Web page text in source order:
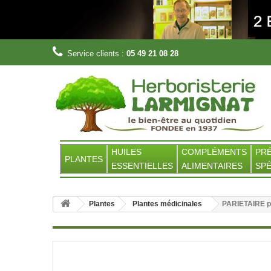
Service clients : 05 49 21 08 28
PLANTES
HUILES
ESSENTIELLES
COMPLÉMENTS
ALIMENTAIRES
Plantes Plantes médicinales PARIETAIRE